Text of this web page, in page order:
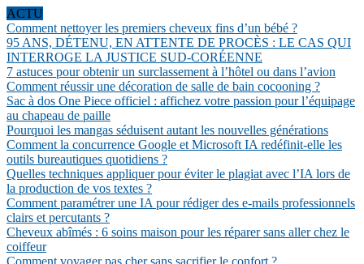
ACTU
Comment nettoyer les premiers cheveux fins d’un bébé ?
95 ANS, DÉTENU, EN ATTENTE DE PROCÈS : LE CAS QUI
INTERROGE LA JUSTICE SUD-CORÉENNE
7 astuces pour obtenir un surclassement à l’hôtel ou dans l’avion
Comment réussir une décoration de salle de bain cocooning ?
Sac à dos One Piece officiel : affichez votre passion pour l’équipage
au chapeau de paille
Pourquoi les mangas séduisent autant les nouvelles générations
Comment la concurrence Google et Microsoft IA redéfinit-elle les
outils bureautiques quotidiens ?
Quelles techniques appliquer pour éviter le plagiat avec l’IA lors de
la production de vos textes ?
Comment paramétrer une IA pour rédiger des e-mails professionnels
clairs et percutants ?
Cheveux abîmés : 6 soins maison pour les réparer sans aller chez le
coiffeur
Comment voyager pas cher sans sacrifier le confort ?